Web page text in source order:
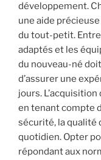
développement.
une aide
du tout-petit.
adaptés et les
du nouveau-né
d’assurer une
jours.
en tenant compte
sécurité, la qualité
quotidien. Opter
répondant aux